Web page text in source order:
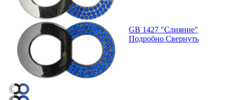
GB 1427 "Слияние"
Подробно Свернуть